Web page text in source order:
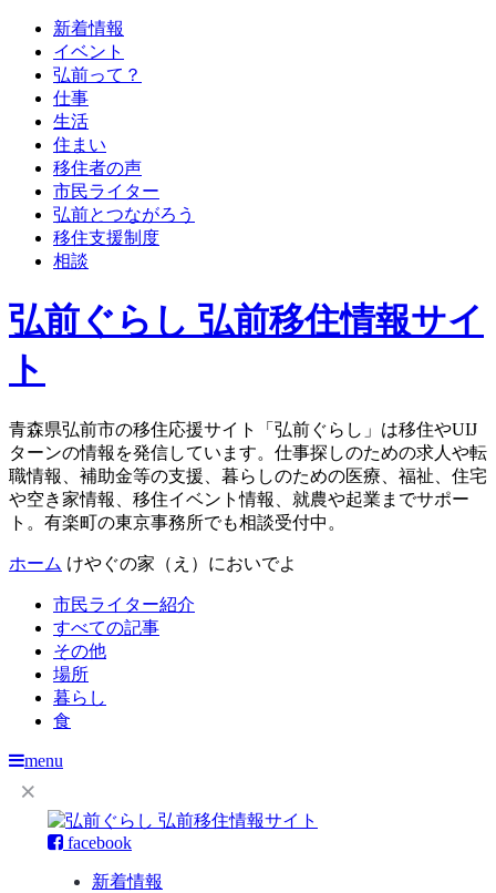
新着情報
イベント
弘前って？
仕事
生活
住まい
移住者の声
市民ライター
弘前とつながろう
移住支援制度
相談
弘前ぐらし 弘前移住情報サイ
ト
青森県弘前市の移住応援サイト「弘前ぐらし」は移住やUIJ
ターンの情報を発信しています。仕事探しのための求人や転
職情報、補助金等の支援、暮らしのための医療、福祉、住宅
や空き家情報、移住イベント情報、就農や起業までサポー
ト。有楽町の東京事務所でも相談受付中。
ホーム けやぐの家（え）においでよ
市民ライター紹介
すべての記事
その他
場所
暮らし
食
menu
facebook
新着情報